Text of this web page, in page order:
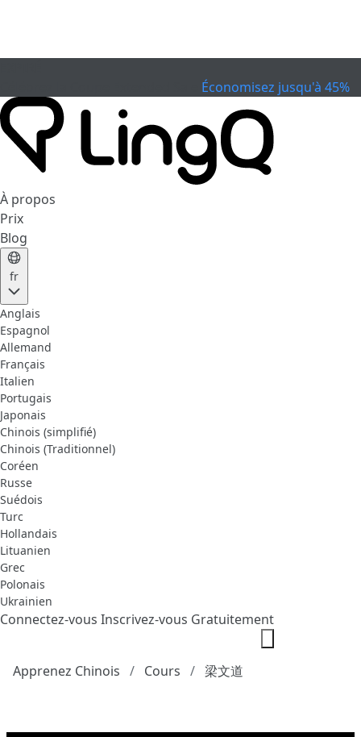
Économisez jusqu'à 45%
À propos
Prix
Blog
fr
Anglais
Espagnol
Allemand
Français
Italien
Portugais
Japonais
Chinois (simplifié)
Chinois (Traditionnel)
Coréen
Russe
Suédois
Turc
Hollandais
Lituanien
Grec
Polonais
Ukrainien
Connectez-vous Inscrivez-vous Gratuitement
Apprenez Chinois Cours 梁文道